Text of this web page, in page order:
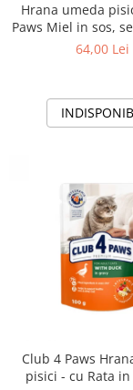
Hrana umeda
Paws Miel in sos,
64,00 Lei
Club 4 Paws
pisici - cu Rata in